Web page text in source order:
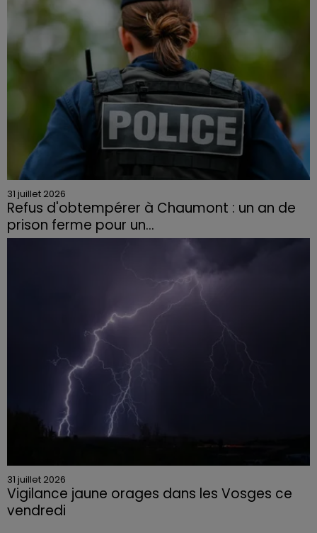
31 juillet 2026
Refus d'obtempérer à Chaumont : un an de
prison ferme pour un...
Le tribunal a également prononcé l'annulation de son
31 juillet 2026
Vigilance jaune orages dans les Vosges ce
vendredi